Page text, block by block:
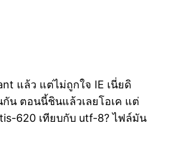
แล้ว แต่ไม่ถูกใจ IE เนี่ยดิ
น ตอนนี้ชินแล้วเลยโอเค แต่
620 เทียบกับ utf-8? ไฟล์มัน